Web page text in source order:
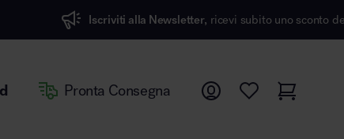
alla Newsletter, ricevi subito uno sconto del 7%
Pronta Consegna